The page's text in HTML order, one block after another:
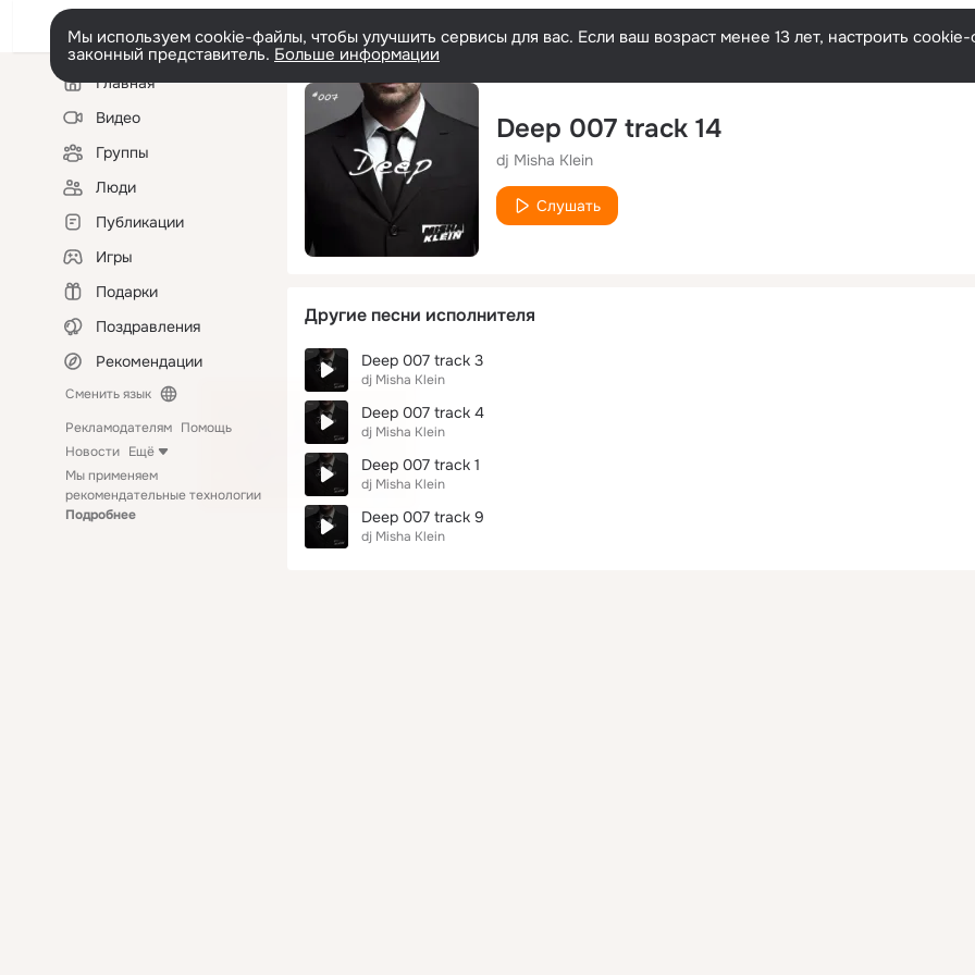
Мы используем cookie-файлы, чтобы улучшить сервисы для вас. Если ваш возраст менее 13 лет, настроить
законный представитель. Больше информации
Левая
колонкаГлавная
Видео
Группы
Люди
Публикации
Игры
Подарки
Поздравления
Рекомендации
Сменить язык
Рекламодателям Помощь
Новости Ещё
Мы применяем
рекомендательные технологии
Подробнее
Deep 007 track 14
dj Misha Klein
Слушать
Другие песни исполнителя
Deep 007 track 3
dj Misha Klein
Deep 007 track 4
dj Misha Klein
Deep 007 track 1
dj Misha Klein
Deep 007 track 9
dj Misha Klein